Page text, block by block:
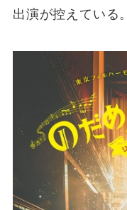
出演が控えている。